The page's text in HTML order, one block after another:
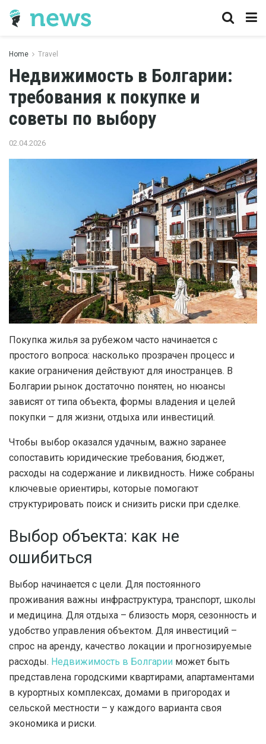
Home Travel
Недвижимость в Болгарии:
требования к покупке и
советы по выбору
02.04.2026
Покупка жилья за рубежом часто начинается с
простого вопроса: насколько прозрачен процесс и
какие ограничения действуют для иностранцев. В
Болгарии рынок достаточно понятен, но нюансы
зависят от типа объекта, формы владения и целей
покупки – для жизни, отдыха или инвестиций.
Чтобы выбор оказался удачным, важно заранее
сопоставить юридические требования, бюджет,
расходы на содержание и ликвидность. Ниже собраны
ключевые ориентиры, которые помогают
структурировать поиск и снизить риски при сделке.
Выбор объекта: как не
ошибиться
Выбор начинается с цели. Для постоянного
проживания важны инфраструктура, транспорт, школы
и медицина. Для отдыха – близость моря, сезонность и
удобство управления объектом. Для инвестиций –
спрос на аренду, качество локации и прогнозируемые
расходы. Недвижимость в Болгарии может быть
представлена городскими квартирами, апартаментами
в курортных комплексах, домами в пригородах и
сельской местности – у каждого варианта своя
экономика и риски.